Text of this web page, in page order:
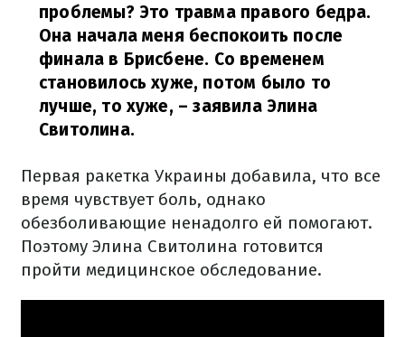
проблемы? Это травма правого бедра.
Она начала меня беспокоить после
финала в Брисбене. Со временем
становилось хуже, потом было то
лучше, то хуже, – заявила Элина
Свитолина.
Первая ракетка Украины добавила, что все
время чувствует боль, однако
обезболивающие ненадолго ей помогают.
Поэтому Элина Свитолина готовится
пройти медицинское обследование.